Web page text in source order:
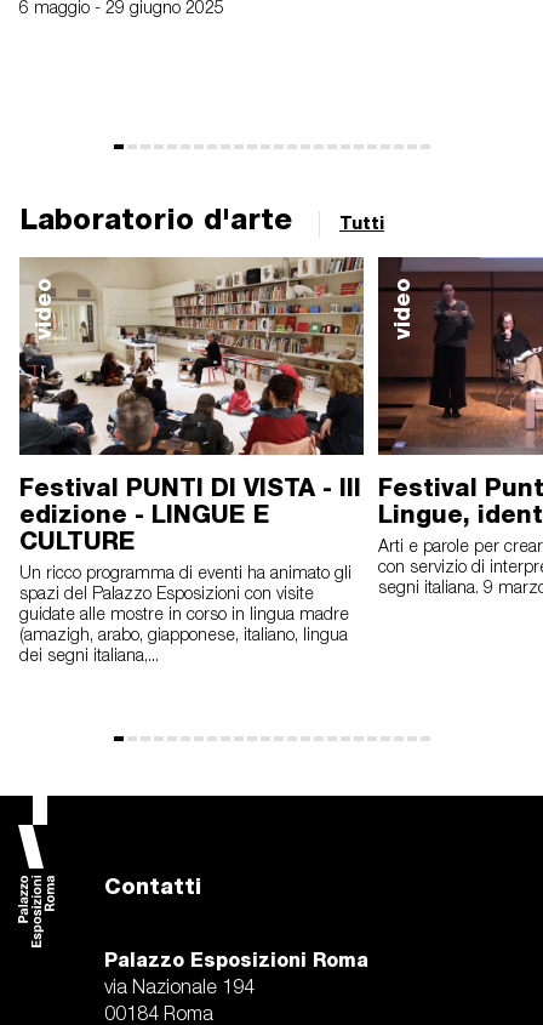
6 maggio - 29 giugno 2025
Laboratorio d'arte Tutti
video
Festival PUNTI DI VISTA - III
edizione - LINGUE E
CULTURE
Un ricco programma di eventi ha animato gli
spazi del Palazzo Esposizioni con visite
guidate alle mostre in corso in lingua madre
(amazigh, arabo, giapponese, italiano, lingua
dei segni italiana,...
video
Festival
Lingue,
Arti e parole per
con servizio di
segni italiana. 9
Contatti
Palazzo Esposizioni Roma
via Nazionale 194
00184 Roma